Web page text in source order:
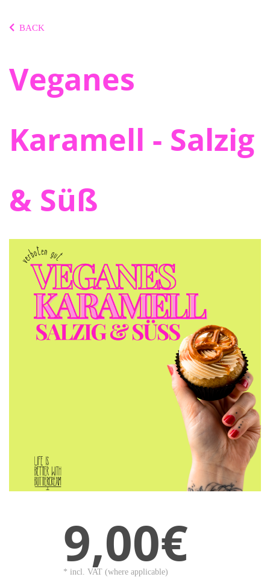
BACK
Veganes
Karamell - Salzig
& Süß
9,00€
* incl. VAT (where applicable)